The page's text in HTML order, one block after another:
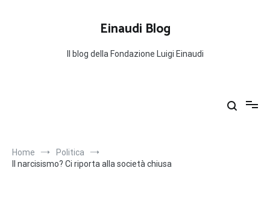
Einaudi Blog
Il blog della Fondazione Luigi Einaudi
Home
Politica
Il narcisismo? Ci riporta alla società chiusa